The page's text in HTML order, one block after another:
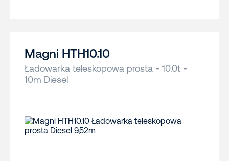
Magni HTH10.10
Ładowarka teleskopowa prosta - 10.0t -
10m Diesel